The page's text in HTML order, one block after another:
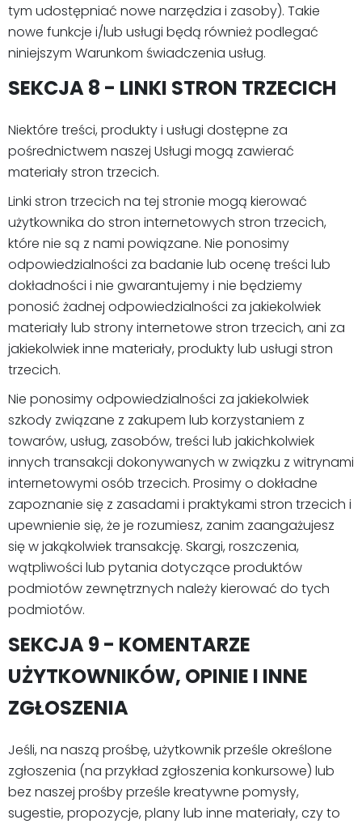
tym udostępniać nowe narzędzia i zasoby). Takie
nowe funkcje i/lub usługi będą również podlegać
niniejszym Warunkom świadczenia usług.
SEKCJA 8 - LINKI STRON TRZECICH
Niektóre treści, produkty i usługi dostępne za
pośrednictwem naszej Usługi mogą zawierać
materiały stron trzecich.
Linki stron trzecich na tej stronie mogą kierować
użytkownika do stron internetowych stron trzecich,
które nie są z nami powiązane. Nie ponosimy
odpowiedzialności za badanie lub ocenę treści lub
dokładności i nie gwarantujemy i nie będziemy
ponosić żadnej odpowiedzialności za jakiekolwiek
materiały lub strony internetowe stron trzecich, ani za
jakiekolwiek inne materiały, produkty lub usługi stron
trzecich.
Nie ponosimy odpowiedzialności za jakiekolwiek
szkody związane z zakupem lub korzystaniem z
towarów, usług, zasobów, treści lub jakichkolwiek
innych transakcji dokonywanych w związku z witrynami
internetowymi osób trzecich. Prosimy o dokładne
zapoznanie się z zasadami i praktykami stron trzecich i
upewnienie się, że je rozumiesz, zanim zaangażujesz
się w jakąkolwiek transakcję. Skargi, roszczenia,
wątpliwości lub pytania dotyczące produktów
podmiotów zewnętrznych należy kierować do tych
podmiotów.
SEKCJA 9 - KOMENTARZE
UŻYTKOWNIKÓW, OPINIE I INNE
ZGŁOSZENIA
Jeśli, na naszą prośbę, użytkownik prześle określone
zgłoszenia (na przykład zgłoszenia konkursowe) lub
bez naszej prośby prześle kreatywne pomysły,
sugestie, propozycje, plany lub inne materiały, czy to